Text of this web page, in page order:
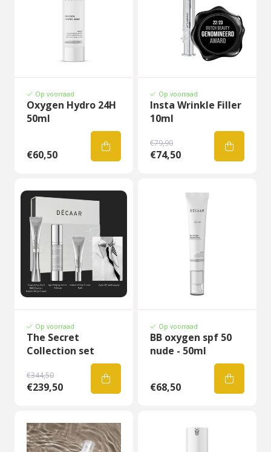
Op voorraad
Oxygen Hydro 24H
50ml
€60,50
Op voorraad
Insta Wrinkle Filler
10ml
€79,90
€74,50
Op voorraad
The Secret
Collection set
€344,50
€239,50
Op voorraad
BB oxygen spf 50
nude - 50ml
€68,50